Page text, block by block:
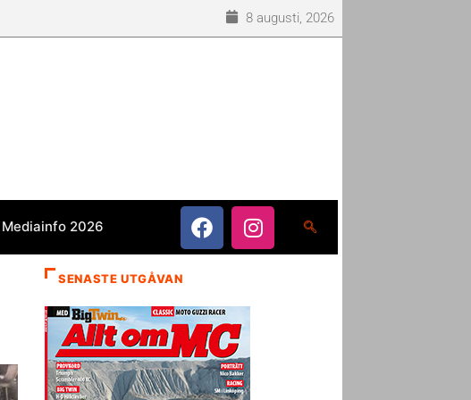
8 augusti, 2026
Mediainfo 2026
SENASTE UTGÅVAN